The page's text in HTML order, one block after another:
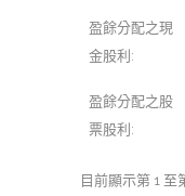
盈餘分配之現
金股利:
盈餘分配之股
票股利:
目前顯示第 1